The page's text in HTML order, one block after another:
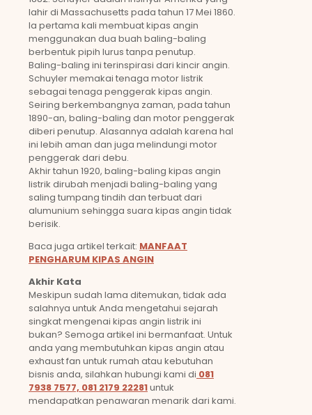
lahir di Massachusetts pada tahun 17 Mei 1860.
Ia pertama kali membuat kipas angin
menggunakan dua buah baling-baling
berbentuk pipih lurus tanpa penutup.
Baling-baling ini terinspirasi dari kincir angin.
Schuyler memakai tenaga motor listrik
sebagai tenaga penggerak kipas angin.
Seiring berkembangnya zaman, pada tahun
1890-an, baling-baling dan motor penggerak
diberi penutup. Alasannya adalah karena hal
ini lebih aman dan juga melindungi motor
penggerak dari debu.
Akhir tahun 1920, baling-baling kipas angin
listrik dirubah menjadi baling-baling yang
saling tumpang tindih dan terbuat dari
alumunium sehingga suara kipas angin tidak
berisik.
Baca juga artikel terkait: MANFAAT
PENGHARUM KIPAS ANGIN
Akhir Kata
Meskipun sudah lama ditemukan, tidak ada
salahnya untuk Anda mengetahui sejarah
singkat mengenai kipas angin listrik ini
bukan? Semoga artikel ini bermanfaat. Untuk
anda yang membutuhkan kipas angin atau
exhaust fan untuk rumah atau kebutuhan
bisnis anda, silahkan hubungi kami di 081
7938 7577, 081 2179 22281untuk
mendapatkan penawaran menarik dari kami.